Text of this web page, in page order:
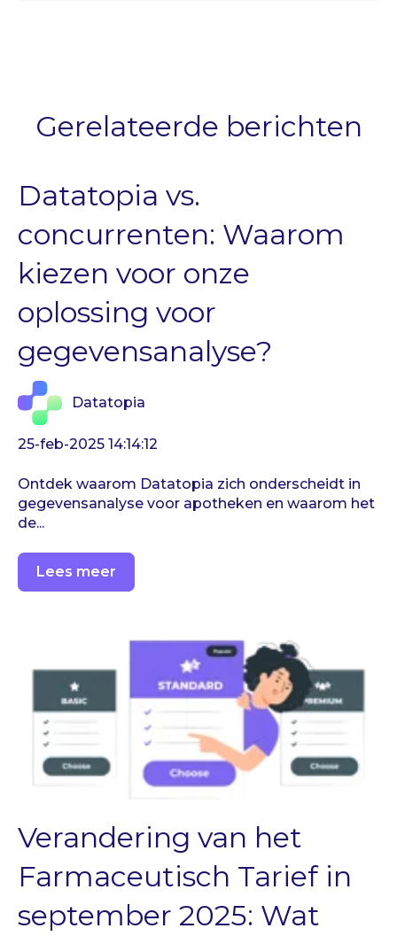
Gerelateerde berichten
Datatopia vs.
concurrenten: Waarom
kiezen voor onze
oplossing voor
gegevensanalyse?
Datatopia
25-feb-2025 14:14:12
Ontdek waarom Datatopia zich onderscheidt in
gegevensanalyse voor apotheken en waarom het
de...
Lees meer
Verandering van het
Farmaceutisch Tarief in
september 2025: Wat